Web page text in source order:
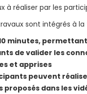
à réaliser par les
sont intégrés à
minutes,
de valider les
et apprises
peuvent
proposés dans les